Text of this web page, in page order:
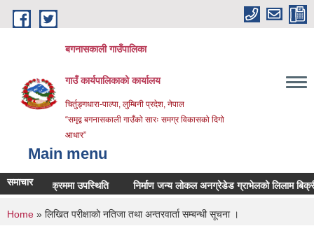
Skip to main content
बगनासकाली गाउँपालिका
गाउँ कार्यपालिकाको कार्यालय
चिर्तुङ्गधारा-पाल्पा, लुम्बिनी प्रदेश, नेपाल
“समृद्व बगनासकाली गाउँको सारः समग्र विकासको दिगो
आधार”
Main menu
समाचार
कार्यक्रममा उपस्थिति निर्माण जन्य लोकल अनग्रेडेड ग्राभेलको लिलाम बिक्रीका
You are here
Home » लिखित परीक्षाको नतिजा तथा अन्तरवार्ता सम्बन्धी सूचना ।